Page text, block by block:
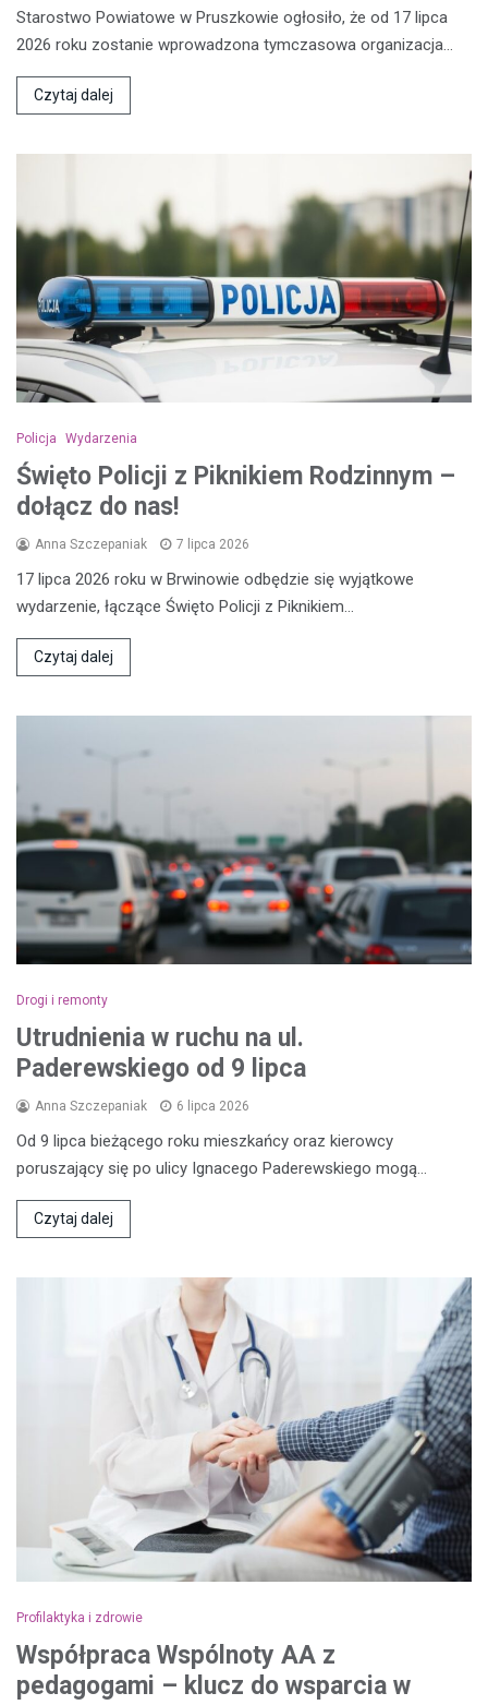
Starostwo Powiatowe w Pruszkowie ogłosiło, że od 17 lipca
2026 roku zostanie wprowadzona tymczasowa organizacja…
Czytaj dalej
Policja Wydarzenia
Święto Policji z Piknikiem Rodzinnym –
dołącz do nas!
Anna Szczepaniak 7 lipca 2026
17 lipca 2026 roku w Brwinowie odbędzie się wyjątkowe
wydarzenie, łączące Święto Policji z Piknikiem…
Czytaj dalej
Drogi i remonty
Utrudnienia w ruchu na ul.
Paderewskiego od 9 lipca
Anna Szczepaniak 6 lipca 2026
Od 9 lipca bieżącego roku mieszkańcy oraz kierowcy
poruszający się po ulicy Ignacego Paderewskiego mogą…
Czytaj dalej
Profilaktyka i zdrowie
Współpraca Wspólnoty AA z
pedagogami – klucz do wsparcia w